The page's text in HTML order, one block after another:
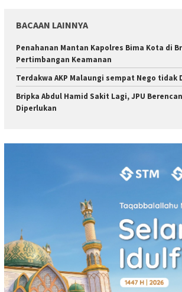
BACAAN LAINNYA
Penahanan Mantan Kapolres Bima Kota di
Pertimbangan Keamanan
Terdakwa AKP Malaungi sempat Nego tidak
Bripka Abdul Hamid Sakit Lagi, JPU
Diperlukan